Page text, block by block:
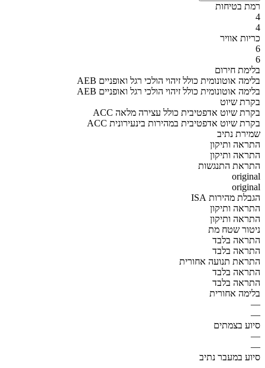
רמת בטיחות
4
4
כריות אוויר
6
6
בלימת חירום
AEB בלימה אוטונומית כולל זיהוי הולכי רגל ואופניים
AEB בלימה אוטונומית כולל זיהוי הולכי רגל ואופניים
בקרת שיוט
ACC בקרת שיוט אדפטיבית כולל עצירה מלאה
ACC בקרת שיוט אדפטיבית במהירות בינעירונית
שמירת נתיב
התראה ותיקון
התראה ותיקון
התראת התנגשות
original
original
הגבלת מהירות ISA
התראה ותיקון
התראה ותיקון
ניטור שטח מת
התראה בלבד
התראה בלבד
התראת תנועה אחורית
התראה בלבד
התראה בלבד
בלימה אחורית
—
—
סיוע בצמתים
—
—
סיוע במעבר נתיב